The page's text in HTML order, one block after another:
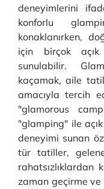
deneyimlerini
konforlu
konaklanırken,
için birçok
sunulabilir.
kaçamak, aile
amacıyla tercih
"glamorous
"glamping" ile
deneyimi sunan
tür tatiller,
rahatsızlıklardan
zaman geçirme